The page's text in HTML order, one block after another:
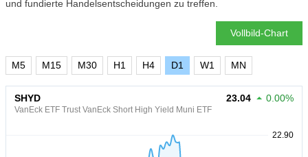
und fundierte Handelsentscheidungen zu treffen.
Vollbild-Chart
M5 M15 M30 H1 H4 D1 W1 MN
SHYD
VanEck ETF Trust VanEck Short High Yield Muni ETF
23.04 0.00%